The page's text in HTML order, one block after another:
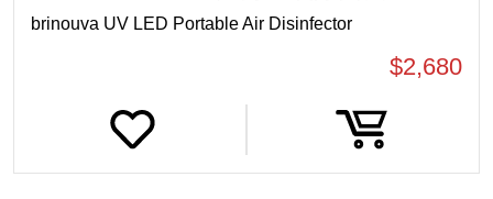
brinouva UV LED Portable Air Disinfector
$2,680